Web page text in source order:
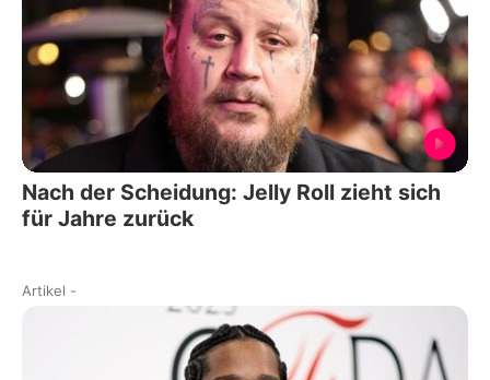
Nach der Scheidung: Jelly Roll zieht sich
für Jahre zurück
Artikel -